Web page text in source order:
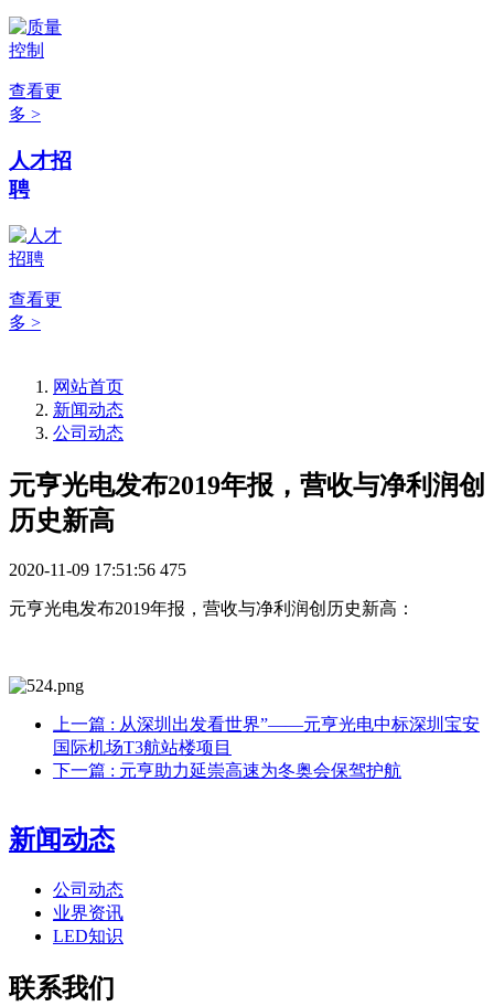
查看更
多 >
人才招
聘
查看更
多 >
网站首页
新闻动态
公司动态
元亨光电发布2019年报，营收与净利润创
历史新高
2020-11-09 17:51:56 475
元亨光电发布2019年报，营收与净利润创历史新高：
上一篇 : 从深圳出发看世界”——元亨光电中标深圳宝安
国际机场T3航站楼项目
下一篇 : 元亨助力延崇高速为冬奥会保驾护航
新闻动态
公司动态
业界资讯
LED知识
联系我们